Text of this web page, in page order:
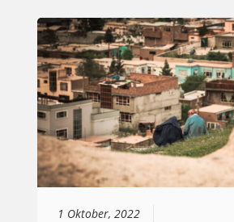
1 Oktober, 2022